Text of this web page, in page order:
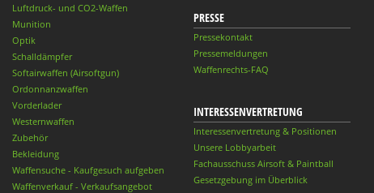
Luftdruck- und CO2-Waffen
Munition
Optik
Schalldämpfer
Softairwaffen (Airsoftgun)
Ordonnanzwaffen
Vorderlader
Westernwaffen
Zubehör
Bekleidung
Waffensuche - Kaufgesuch aufgeben
Waffenverkauf - Verkaufsangebot
PRESSE
Pressekontakt
Pressemeldungen
Waffenrechts-FAQ
INTERESSENVERTRETUNG
Interessenvertretung & Positionen
Unsere Lobbyarbeit
Fachausschuss Airsoft & Paintball
Gesetzgebung im Überblick